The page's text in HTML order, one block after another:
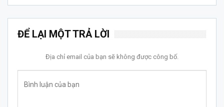
ĐỂ LẠI MỘT TRẢ LỜI
Địa chỉ email của bạn sẽ không được công bố.